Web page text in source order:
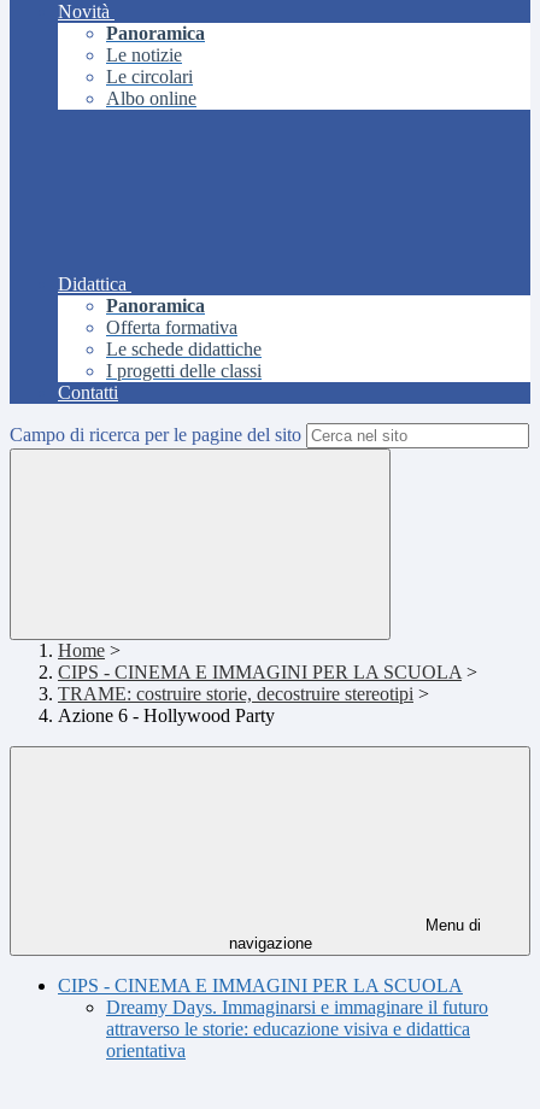
Novità
Panoramica
Le notizie
Le circolari
Albo online
Didattica
Panoramica
Offerta formativa
Le schede didattiche
I progetti delle classi
Contatti
Campo di ricerca per le pagine del sito
Home >
CIPS - CINEMA E IMMAGINI PER LA SCUOLA >
TRAME: costruire storie, decostruire stereotipi >
Azione 6 - Hollywood Party
Menu di
navigazione
CIPS - CINEMA E IMMAGINI PER LA SCUOLA
Dreamy Days. Immaginarsi e immaginare il futuro
attraverso le storie: educazione visiva e didattica
orientativa